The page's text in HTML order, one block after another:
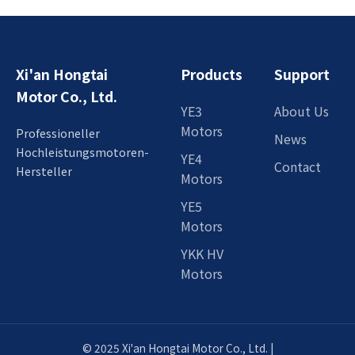
Xi'an Hongtai
Motor Co., Ltd.
Professioneller
Hochleistungsmotoren-
Hersteller
Products
YE3
Motors
YE4
Motors
YE5
Motors
YKK HV
Motors
Support
About Us
News
Contact
© 2025 Xi'an Hongtai Motor Co., Ltd. |